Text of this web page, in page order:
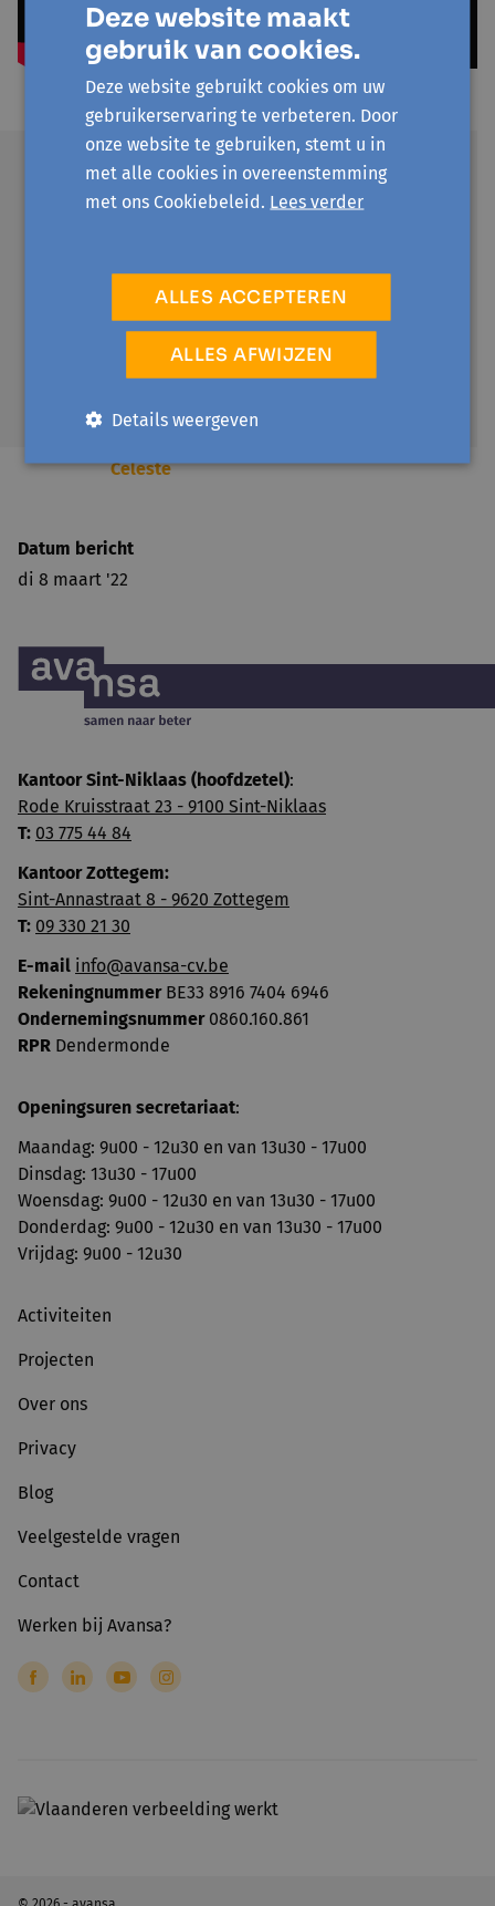
te integreren. Maar
zeker ook de taal leren
praten. Dat kan deuren
openen.. achter elke
deur schuilt een kans!”
Celeste
Datum bericht
di 8 maart '22
Kantoor Sint-Niklaas (hoofdzetel):
Rode Kruisstraat 23 - 9100 Sint-Niklaas
T: 03 775 44 84
Kantoor Zottegem:
Sint-Annastraat 8 - 9620 Zottegem
T: 09 330 21 30
E-mail info@avansa-cv.be
Rekeningnummer BE33 8916 7404 6946
Ondernemingsnummer0860.160.861
RPR Dendermonde
Openingsuren secretariaat:
Maandag: 9u00 - 12u30 en van 13u30 - 17u00
Dinsdag: 13u30 - 17u00
Woensdag: 9u00 - 12u30 en van 13u30 - 17u00
Donderdag: 9u00 - 12u30 en van 13u30 - 17u00
Vrijdag: 9u00 - 12u30
Activiteiten
Projecten
Over ons
Privacy
Blog
Veelgestelde vragen
Contact
Werken bij Avansa?
Deze website maakt
gebruik van cookies.
Deze website gebruikt cookies om uw
gebruikerservaring te verbeteren. Door
onze website te gebruiken, stemt u in
met alle cookies in overeenstemming
met ons Cookiebeleid. Lees verder
ALLES ACCEPTEREN
ALLES AFWIJZEN
Details weergeven